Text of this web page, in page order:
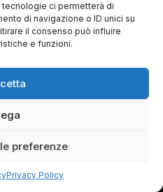
ci permetterà di
di navigazione o ID unici su
il consenso può influire
e funzioni.
preferenze
Privacy Policy